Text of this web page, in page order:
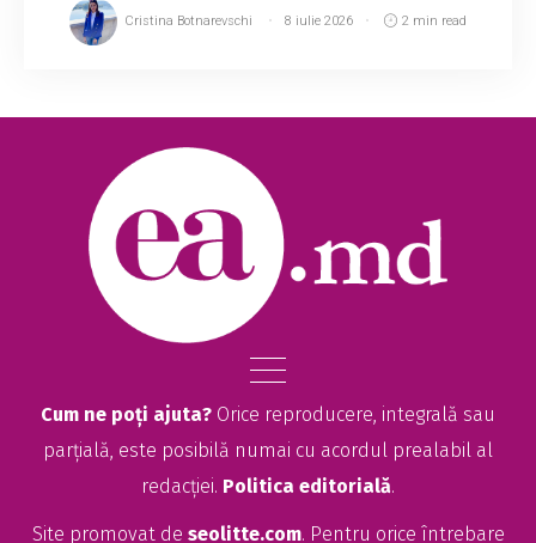
Cristina Botnarevschi 8 iulie 2026 2 min read
Cum ne poți ajuta? Orice reproducere, integrală sau
parțială, este posibilă numai cu acordul prealabil al
redacției. Politica editorială.
Site promovat de seolitte.com. Pentru orice întrebare